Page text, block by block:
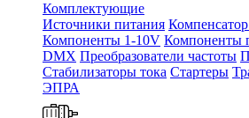
Комплектующие
Источники питания
Компоненты 1-10V Компоненты
DMX Преобразователи частоты
Стабилизаторы тока Стартеры
ЭПРА